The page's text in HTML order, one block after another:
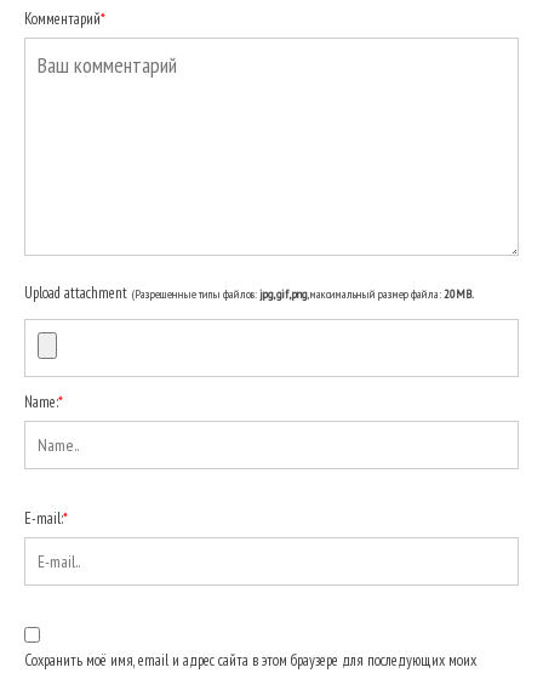
Комментарий*
Upload attachment (Разрешенные типы файлов:jpg, gif, png, максимальный размер файла:20MB.
Name:*
E-mail:*
Сохранить моё имя, email и адрес сайта в этом браузере для последующих моих